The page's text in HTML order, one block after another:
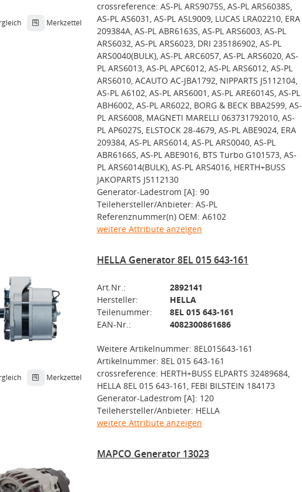
Merkzettel
crossreference: AS-PL ARS9075S, AS-PL ARS6038S,
AS-PL AS6031, AS-PL ASL9009, LUCAS LRA02210, ERA
209384A, AS-PL ABR6163S, AS-PL ARS6003, AS-PL
ARS6032, AS-PL ARS6023, DRI 235186902, AS-PL
ARS0040(BULK), AS-PL ARC6057, AS-PL ARS6020, AS-
PL ARS6013, AS-PL APC6012, AS-PL ARS6012, AS-PL
ARS6010, ACAUTO AC-JBA1792, NIPPARTS J5112104,
AS-PL A6102, AS-PL ARS6001, AS-PL ARE6014S, AS-PL
ABH6002, AS-PL AR6022, BORG & BECK BBA2599, AS-
PL ARS6008, MAGNETI MARELLI 063731792010, AS-
PL AP6027S, ELSTOCK 28-4679, AS-PL ABE9024, ERA
209384, AS-PL ARS6014, AS-PL ARS0040, AS-PL
ABR6166S, AS-PL ABE9016, BTS Turbo G101573, AS-
PL ARS6014(BULK), AS-PL ARS4016, HERTH+BUSS
JAKOPARTS J5112130
Generator-Ladestrom [A]: 90
Teilehersteller/Anbieter: AS-PL
Referenznummer(n) OEM: A6102
weitere Attribute anzeigen
Merkzettel
HELLA Generator 8EL 015 643-161
Art.Nr.:
2892141
Hersteller:
HELLA
Teilenummer:
8EL 015 643-161
EAN-Nr.:
4082300861686
Weitere Artikelnummer: 8EL015643-161
Artikelnummer: 8EL 015 643-161
crossreference: HERTH+BUSS ELPARTS 32489684,
HELLA 8EL 015 643-161, FEBI BILSTEIN 184173
Generator-Ladestrom [A]: 120
Teilehersteller/Anbieter: HELLA
weitere Attribute anzeigen
MAPCO Generator 13023